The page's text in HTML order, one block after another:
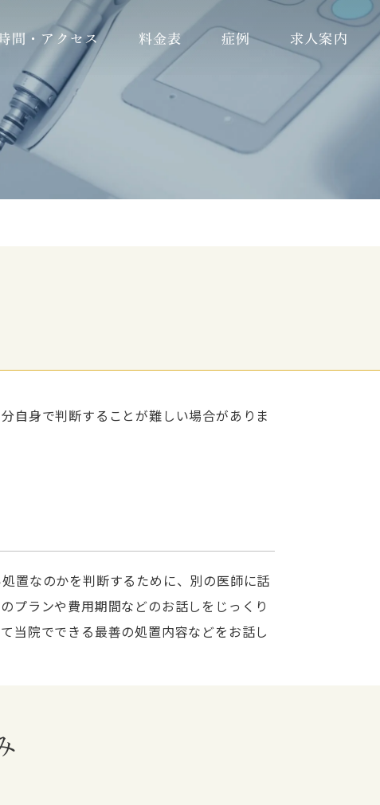
間・アクセス 料金表 症例 求人案内
歯科衛生士
受付
自身で判断することが難しい場合がありま
置なのかを判断するために、別の医師に話
プランや費用期間などのお話しをじっくり
当院でできる最善の処置内容などをお話し